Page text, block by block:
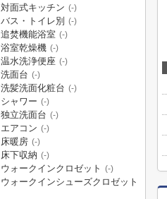
対面式キッチン (-)
バス・トイレ別 (-)
追焚機能浴室 (-)
浴室乾燥機 (-)
温水洗浄便座 (-)
洗面台 (-)
洗髪洗面化粧台 (-)
シャワー (-)
独立洗面台 (-)
エアコン (-)
床暖房 (-)
床下収納 (-)
ウォークインクロゼット (-)
ウォークインシューズクロゼット